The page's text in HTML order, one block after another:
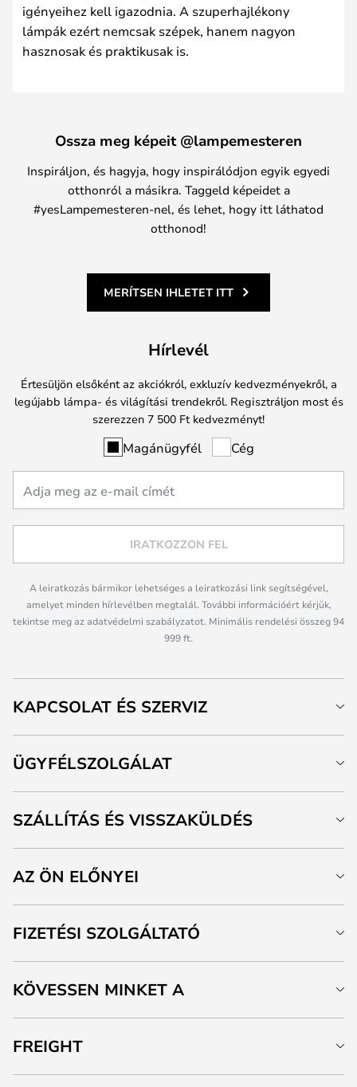
igényeihez kell igazodnia. A szuperhajlékony
lámpák ezért nemcsak szépek, hanem nagyon
hasznosak és praktikusak is.
Ossza meg képeit @lampemesteren
Inspiráljon, és hagyja, hogy inspirálódjon egyik egyedi
otthonról a másikra. Taggeld képeidet a
#yesLampemesteren-nel, és lehet, hogy itt láthatod
otthonod!
MERÍTSEN IHLETET ITT
Hírlevél
Értesüljön elsőként az akciókról, exkluzív kedvezményekről, a
legújabb lámpa- és világítási trendekről. Regisztráljon most és
szerezzen 7 500 Ft kedvezményt!
Magánügyfél Cég
IRATKOZZON FEL
A leiratkozás bármikor lehetséges a leiratkozási link segítségével,
amelyet minden hírlevélben megtalál. További információért kérjük,
tekintse meg az adatvédelmi szabályzatot. Minimális rendelési összeg 94
999 ft.
KAPCSOLAT ÉS SZERVIZ
ÜGYFÉLSZOLGÁLAT
SZÁLLÍTÁS ÉS VISSZAKÜLDÉS
AZ ÖN ELŐNYEI
FIZETÉSI SZOLGÁLTATÓ
KÖVESSEN MINKET A
FREIGHT